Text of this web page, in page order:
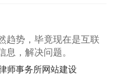
趋势，毕竟现在是互联
，解决问题。
师事务所网站建设